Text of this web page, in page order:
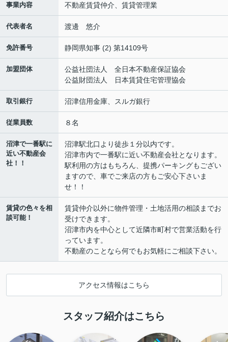
事業内容 不動産賃貸仲介、賃貸管理業
代表者名 渡邊 悠介
免許番号 静岡県知事 (2) 第14109号
加盟団体
公益社団法人 全日本不動産保証協会
公益財団法人 日本賃貸住宅管理協会
取引銀行 沼津信用金庫、スルガ銀行
従業員数 ８名
沼津で一番駅に
近い不動産会
社！！
沼津駅北口より徒歩１分以内です。
沼津市内で一番駅に近い不動産会社となります。
駅利用の方はもちろん、提携パーキングもござい
ますので、車でご来店の方もご安心下さいま
せ！！
賃貸の色々を相
談可能！
賃貸仲介以外に物件管理・土地活用の相談までお
受けできます。
沼津市内を中心として近隣市町村で営業活動を行
っています。
不動産のことなら何でもお気軽にご相談下さい。
アクセス情報はこちら
スタッフ紹介はこちら